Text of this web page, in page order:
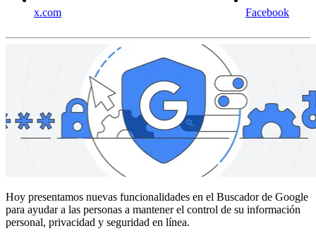
x.com Facebook
Hoy presentamos nuevas funcionalidades en el Buscador de Google
para ayudar a las personas a mantener el control de su información
personal, privacidad y seguridad en línea.